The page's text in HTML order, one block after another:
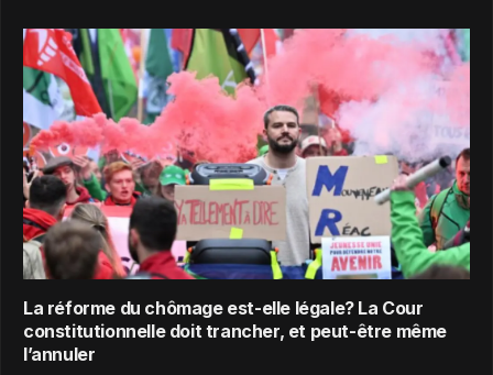
La réforme du chômage est-elle légale? La Cour
constitutionnelle doit trancher, et peut-être même
l’annuler